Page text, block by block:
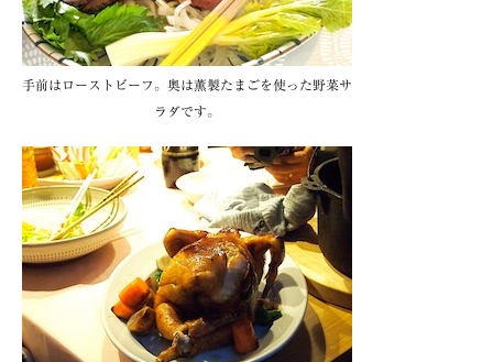
手前はローストビーフ。奥は薫製たまごを使った野菜サ
ラダです。